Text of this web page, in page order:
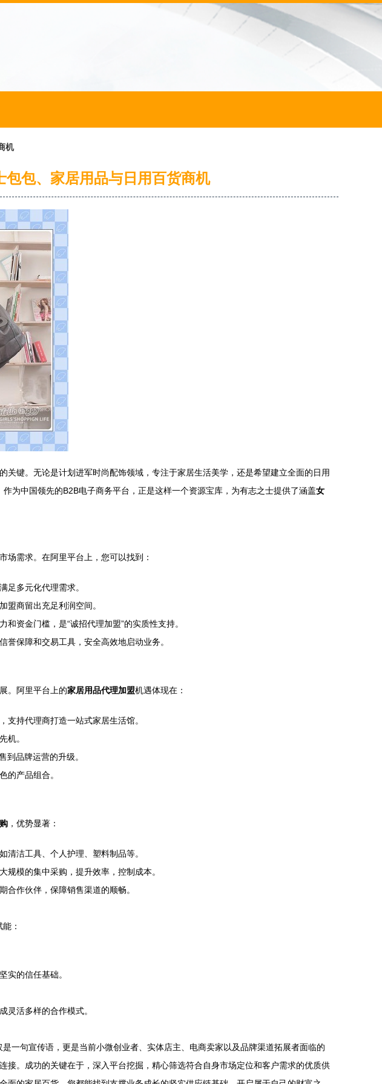
机
包、家居用品与日用百货商机
键。无论是计划进军时尚配饰领域，专注于家居生活美学，还是希望建立全面的日用
为中国领先的B2B电子商务平台，正是这样一个资源宝库，为有志之士提供了涵盖女
场需求。在阿里平台上，您可以找到：
足多元化代理需求。
盟商留出充足利润空间。
资金门槛，是“诚招代理加盟”的实质性支持。
保障和交易工具，安全高效地启动业务。
。阿里平台上的家居用品代理加盟机遇体现在：
支持代理商打造一站式家居生活馆。
机。
到品牌运营的升级。
的产品组合。
，优势显著：
清洁工具、个人护理、塑料制品等。
规模的集中采购，提升效率，控制成本。
合作伙伴，保障销售渠道的顺畅。
：
实的信任基础。
灵活多样的合作模式。
一句宣传语，更是当前小微创业者、实体店主、电商卖家以及品牌渠道拓展者面临的
接。成功的关键在于，深入平台挖掘，精心筛选符合自身市场定位和客户需求的优质供